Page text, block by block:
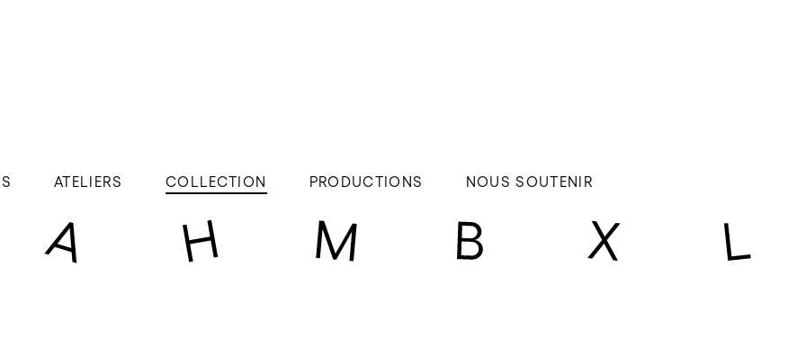
ATELIERS COLLECTION PRODUCTIONS NOUS SOUTENIR